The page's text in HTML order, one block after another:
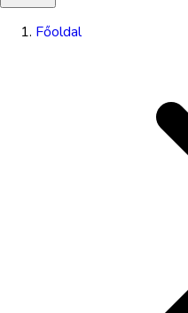
Főoldal